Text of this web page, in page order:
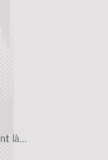
là…